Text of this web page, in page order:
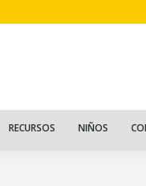
RECURSOS NIÑOS
DIFUSIÓN